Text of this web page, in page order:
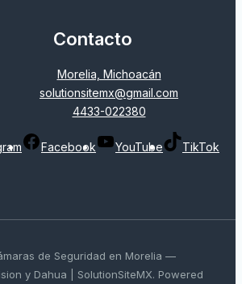
Contacto
Morelia, Michoacán
solutionsitemx@gmail.com
4433-022380
Facebook YouTube TikTok
de Seguridad en Morelia —
y Dahua | SolutionSiteMX. Powered